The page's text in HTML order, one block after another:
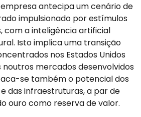
antecipa um cenário de
impulsionado por estímulos
com a inteligência artificial
Isto implica uma transição
nos Estados Unidos
mercados desenvolvidos
se também o potencial dos
das infraestruturas, a par de
ouro como reserva de valor.